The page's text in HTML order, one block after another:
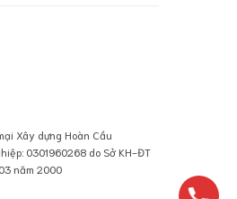
Xây dựng Hoàn Cầu
0301960268 do Sở KH-ĐT
năm 2000